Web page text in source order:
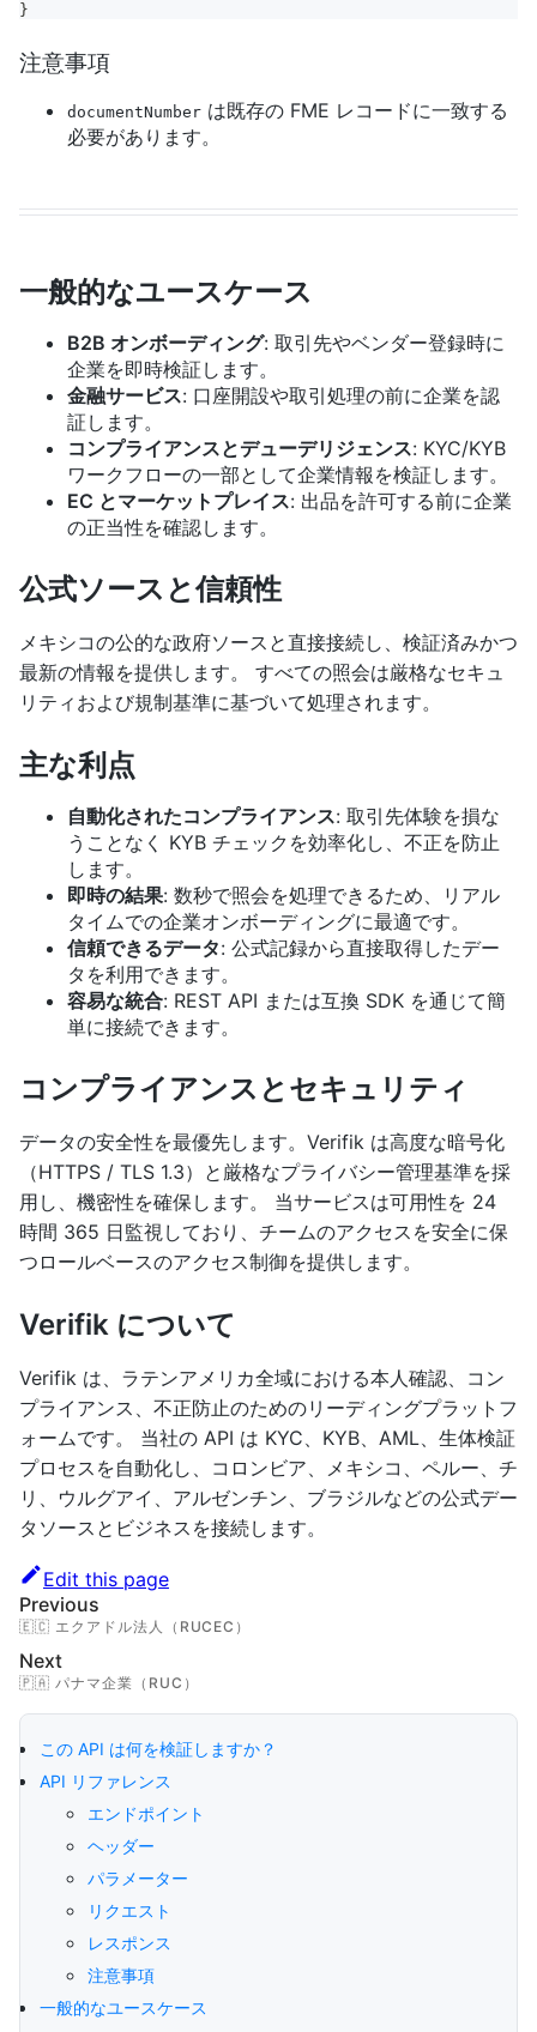
}
注意事項
documentNumber は既存の FME レコードに一致する
必要があります。
一般的なユースケース
B2B オンボーディング: 取引先やベンダー登録時に
企業を即時検証します。
金融サービス: 口座開設や取引処理の前に企業を認
証します。
コンプライアンスとデューデリジェンス: KYC/KYB
ワークフローの一部として企業情報を検証します。
EC とマーケットプレイス: 出品を許可する前に企業
の正当性を確認します。
公式ソースと信頼性
メキシコの公的な政府ソースと直接接続し、検証済みかつ
最新の情報を提供します。 すべての照会は厳格なセキュ
リティおよび規制基準に基づいて処理されます。
主な利点
自動化されたコンプライアンス: 取引先体験を損な
うことなく KYB チェックを効率化し、不正を防止
します。
即時の結果: 数秒で照会を処理できるため、リアル
タイムでの企業オンボーディングに最適です。
信頼できるデータ: 公式記録から直接取得したデー
タを利用できます。
容易な統合: REST API または互換 SDK を通じて簡
単に接続できます。
コンプライアンスとセキュリティ
データの安全性を最優先します。Verifik は高度な暗号化
（HTTPS / TLS 1.3）と厳格なプライバシー管理基準を採
用し、機密性を確保します。 当サービスは可用性を 24
時間 365 日監視しており、チームのアクセスを安全に保
つロールベースのアクセス制御を提供します。
Verifik について
Verifik は、ラテンアメリカ全域における本人確認、コン
プライアンス、不正防止のためのリーディングプラットフ
ォームです。 当社の API は KYC、KYB、AML、生体検証
プロセスを自動化し、コロンビア、メキシコ、ペルー、チ
リ、ウルグアイ、アルゼンチン、ブラジルなどの公式デー
タソースとビジネスを接続します。
Edit this page
Previous
🇪🇨 エクアドル法人（RUCEC）
Next
🇵🇦 パナマ企業（RUC）
この API は何を検証しますか？
API リファレンス
エンドポイント
ヘッダー
パラメーター
リクエスト
レスポンス
注意事項
一般的なユースケース